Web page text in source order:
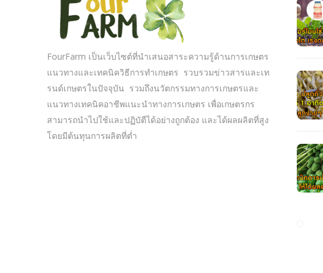
FourFarm เป็นเว็บไซต์ที่นำเสนอสาระความรู้ด้านการเกษตร
แนวทางและเทคนิควิธีการทำเกษตร รวบรวมข่าวสารและเท
รนด์เกษตรในปัจจุบัน รวมถึงนวัตกรรมทางการเกษตรและ
แนวทางเทคนิคอาชีพแนะนำทางการเกษตร เพื่อเกษตรกร
สามารถนำไปใช้และปฏิบัตืได้อย่างถูกต้อง และได้ผลผลิตที่สูง
โดยมีต้นทุนการผลิตที่ต่ำ